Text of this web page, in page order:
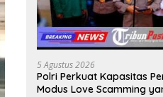
5 Agustus 2026
Polri Perkuat Kapasitas
Modus Love Scamming